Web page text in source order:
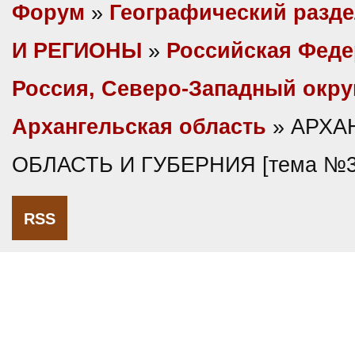
Форум » Географический
И РЕГИОНЫ » Российская
Россия, Северо-Западный
Архангельская область »
ОБЛАСТЬ И ГУБЕРНИЯ [тема
RSS